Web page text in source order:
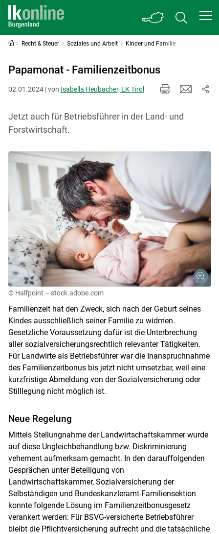
Skip to main content
Recht & Steuer Soziales und Arbeit Kinder und Familie
Papamonat - Familienzeitbonus
02.01.2024 | von Isabella Heubacher, LK Tirol
Jetzt auch für Betriebsführer in der Land- und
Forstwirtschaft.
© Halfpoint – stock.adobe.com
Familienzeit hat den Zweck, sich nach der Geburt seines
Kindes ausschließlich seiner Familie zu widmen.
Gesetzliche Voraussetzung dafür ist die Unterbrechung
aller sozialversicherungsrechtlich relevanter Tätigkeiten.
Für Landwirte als Betriebsführer war die Inanspruchnahme
des Familienzeitbonus bis jetzt nicht umsetzbar, weil eine
kurzfristige Abmeldung von der Sozialversicherung oder
Stilllegung nicht möglich ist.
Neue Regelung
Mittels Stellungnahme der Landwirtschaftskammer wurde
auf diese Ungleichbehandlung bzw. Diskriminierung
vehement aufmerksam gemacht. In den darauffolgenden
Gesprächen unter Beteiligung von
Landwirtschaftskammer, Sozialversicherung der
Selbständigen und Bundeskanzleramt-Familiensektion
konnte folgende Lösung im Familienzeitbonusgesetz
verankert werden: Für BSVG-versicherte Betriebsführer
bleibt die Pflichtversicherung aufrecht und die tatsächliche